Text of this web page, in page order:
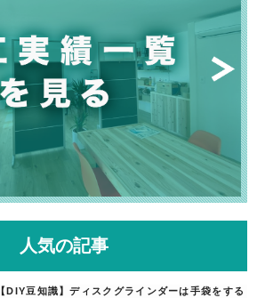
人気の記事
【DIY豆知識】ディスクグラインダーは手袋をする